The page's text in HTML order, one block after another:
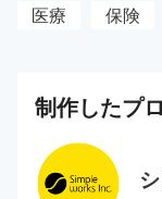
医療
保険
制作したプロ